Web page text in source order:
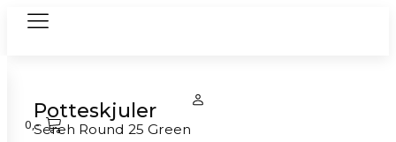
0,-
Potteskjuler
Sereh Round 25 Green